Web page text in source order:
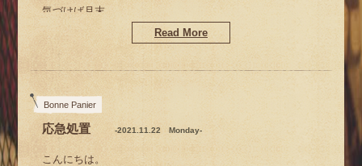
気づけば月末
今週はもう12月！って
ビックリの早さなんですけどー
Read More
Bonne Panier
応急処置 -2021.11.22 Monday-
こんにちは。